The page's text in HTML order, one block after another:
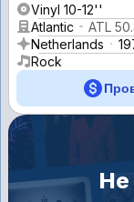
Vinyl 10-12''
Atlantic
ATL
Netherlands
Rock
Не